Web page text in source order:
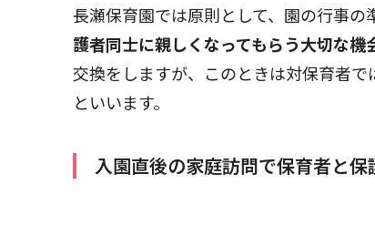
長瀬保育園では原則として、園の行事の
護者同士に親しくなってもらう大切な機
交換をしますが、このときは対保育者
といいます。
入園直後の家庭訪問で保育者と保